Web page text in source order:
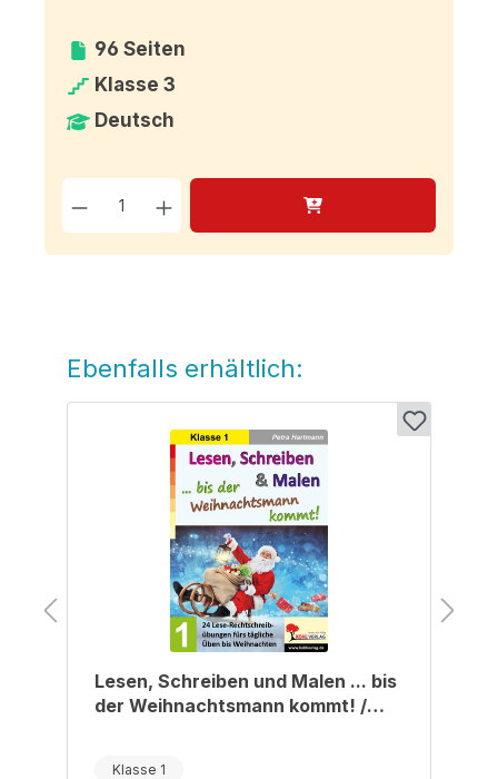
96 Seiten
Klasse 3
Deutsch
Produkt Anzahl: Gib den
Produktgalerie überspringen
Ebenfalls erhältlich:
Lesen, Schreiben und Malen ... bis
der Weihnachtsmann kommt! /
Klasse 1